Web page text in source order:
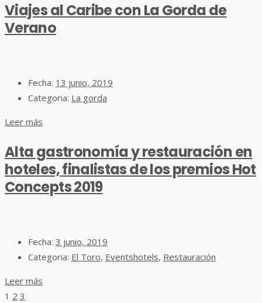
Viajes al Caribe con La Gorda de
Verano
Fecha: 13 junio, 2019
Categoria: La gorda
Leer más
Alta gastronomía y restauración en
hoteles, finalistas de los premios Hot
Concepts 2019
Fecha: 3 junio, 2019
Categoria: El Toro, Eventshotels, Restauración
Leer más
1 2 3